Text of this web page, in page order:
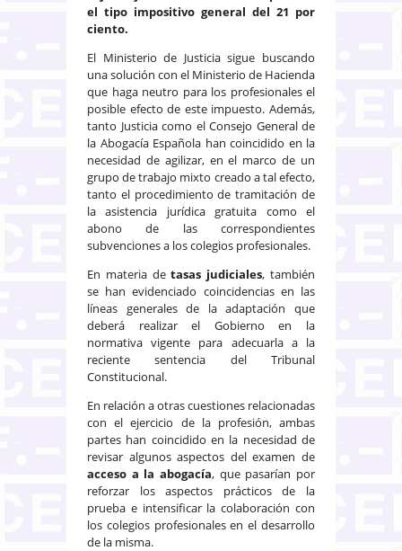
el tipo impositivo general del 21 por
ciento.
El Ministerio de Justicia sigue buscando
una solución con el Ministerio de Hacienda
que haga neutro para los profesionales el
posible efecto de este impuesto. Además,
tanto Justicia como el Consejo General de
la Abogacía Española han coincidido en la
necesidad de agilizar, en el marco de un
grupo de trabajo mixto creado a tal efecto,
tanto el procedimiento de tramitación de
la asistencia jurídica gratuita como el
abono de las correspondientes
subvenciones a los colegios profesionales.
En materia detasas judiciales, también
se han evidenciado coincidencias en las
líneas generales de la adaptación que
deberá realizar el Gobierno en la
normativa vigente para adecuarla a la
reciente sentencia del Tribunal
Constitucional.
En relación a otras cuestiones relacionadas
con el ejercicio de la profesión, ambas
partes han coincidido en la necesidad de
revisar algunos aspectos del examen de
acceso a la abogacía, que pasarían por
reforzar los aspectos prácticos de la
prueba e intensificar la colaboración con
los colegios profesionales en el desarrollo
de la misma.